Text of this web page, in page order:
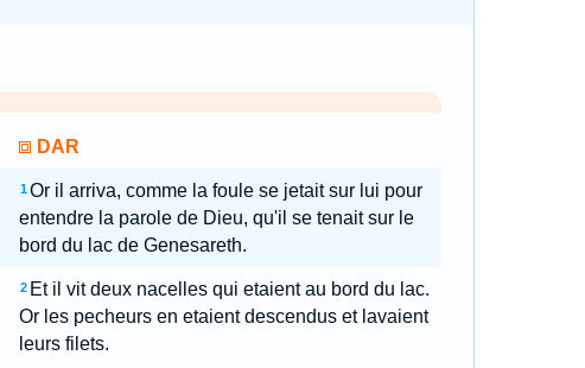
DAR
1 Or il arriva, comme la foule se jetait sur lui pour
entendre la parole de Dieu, qu'il se tenait sur le
bord du lac de Genesareth.
2 Et il vit deux nacelles qui etaient au bord du lac.
Or les pecheurs en etaient descendus et lavaient
leurs filets.